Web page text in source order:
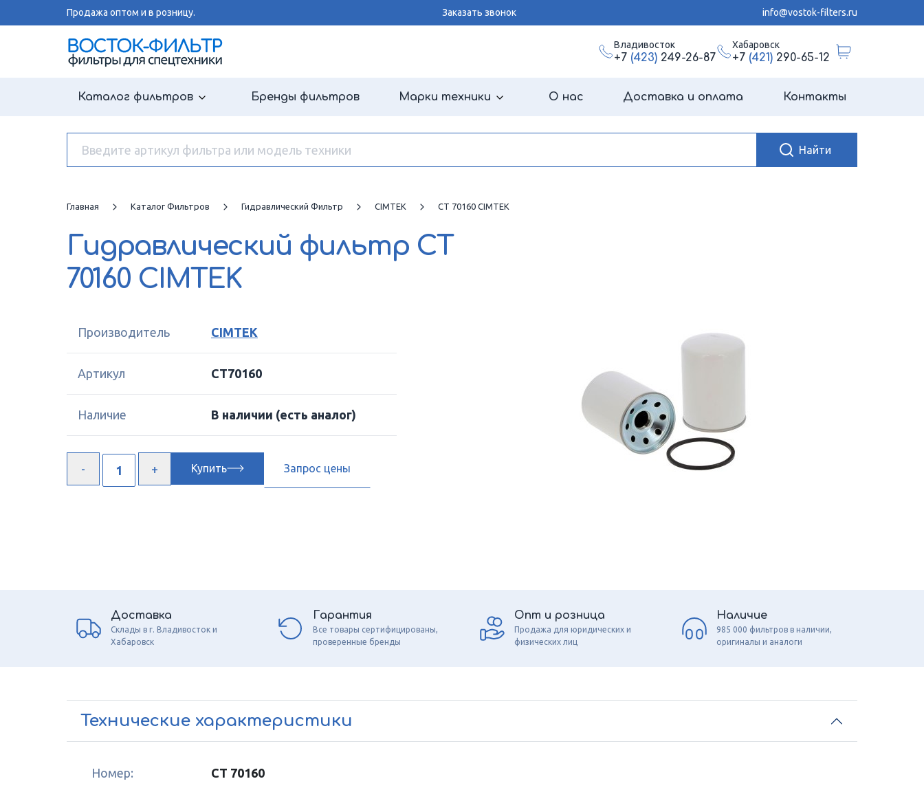
Продажа оптом и в розницу. Заказать звонок info@vostok-filters.ru
Владивосток
+7 (423)249-26-87
Хабаровск
+7 (421)290-65-12
Каталог фильтров Бренды фильтров Марки техники О нас Доставка и оплата Контакты
Главная Каталог Фильтров Гидравлический Фильтр CIMTEK CT 70160 CIMTEK
Гидравлический фильтр CT
70160 CIMTEK
Производитель CIMTEK
Артикул CT70160
Наличие В наличии (есть аналог)
Купить Запрос цены
Доставка
Склады в г. Владивосток и
Хабаровск
Гарантия
Все товары сертифицированы,
проверенные бренды
Опт и розница
Продажа для юридических и
физических лиц
Наличие
985 000 фильтров в наличии,
оригиналы и аналоги
Технические характеристики
Номер: CT 70160